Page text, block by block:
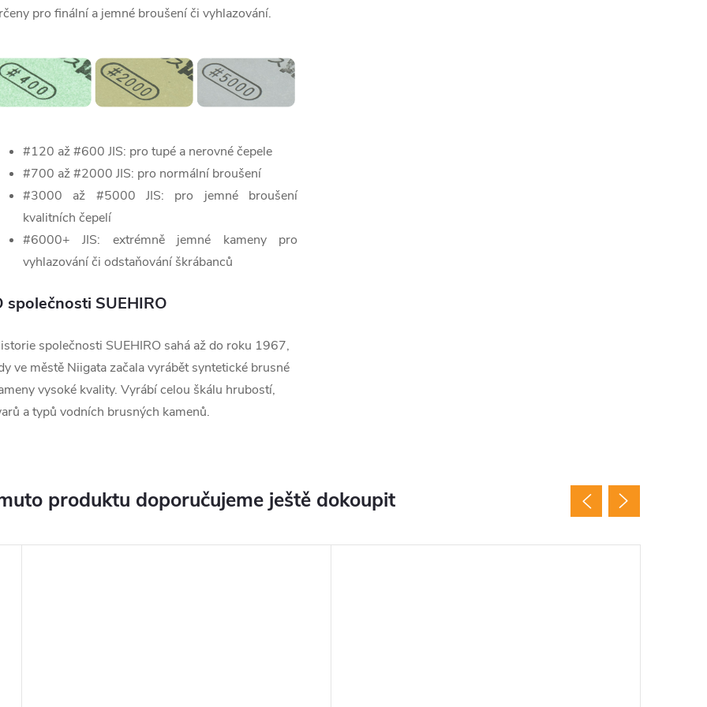
pro finální a jemné broušení či vyhlazování.
#120 až #600 JIS: pro tupé a nerovné čepele
#700 až #2000 JIS: pro normální broušení
#3000 až #5000 JIS: pro jemné broušení
kvalitních čepelí
#6000+ JIS: extrémně jemné kameny pro
vyhlazování či odstaňování škrábanců
společnosti SUEHIRO
společnosti SUEHIRO sahá až do roku 1967,
ve městě Niigata začala vyrábět syntetické brusné
vysoké kvality. Vyrábí celou škálu hrubostí,
a typů vodních brusných kamenů.
produktu doporučujeme ještě dokoupit